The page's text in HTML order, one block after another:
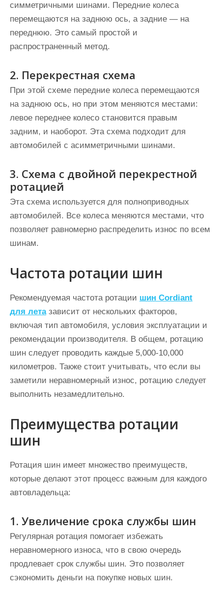
симметричными шинами. Передние колеса
перемещаются на заднюю ось, а задние — на
переднюю. Это самый простой и
распространенный метод.
2. Перекрестная схема
При этой схеме передние колеса перемещаются
на заднюю ось, но при этом меняются местами:
левое переднее колесо становится правым
задним, и наоборот. Эта схема подходит для
автомобилей с асимметричными шинами.
3. Схема с двойной перекрестной
ротацией
Эта схема используется для полноприводных
автомобилей. Все колеса меняются местами, что
позволяет равномерно распределить износ по всем
шинам.
Частота ротации шин
Рекомендуемая частота ротации шин Cordiant
для летазависит от нескольких факторов,
включая тип автомобиля, условия эксплуатации и
рекомендации производителя. В общем, ротацию
шин следует проводить каждые 5,000-10,000
километров. Также стоит учитывать, что если вы
заметили неравномерный износ, ротацию следует
выполнить незамедлительно.
Преимущества ротации
шин
Ротация шин имеет множество преимуществ,
которые делают этот процесс важным для каждого
автовладельца:
1. Увеличение срока службы шин
Регулярная ротация помогает избежать
неравномерного износа, что в свою очередь
продлевает срок службы шин. Это позволяет
сэкономить деньги на покупке новых шин.